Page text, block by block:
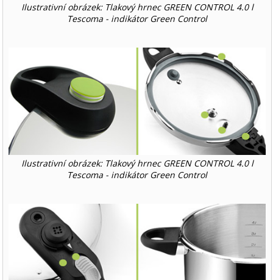
Ilustrativní obrázek: Tlakový hrnec GREEN CONTROL 4.0 l
Tescoma - indikátor Green Control
Ilustrativní obrázek: Tlakový hrnec GREEN CONTROL 4.0 l
Tescoma - indikátor Green Control